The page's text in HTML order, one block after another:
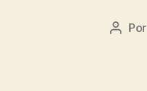
Autor
Por